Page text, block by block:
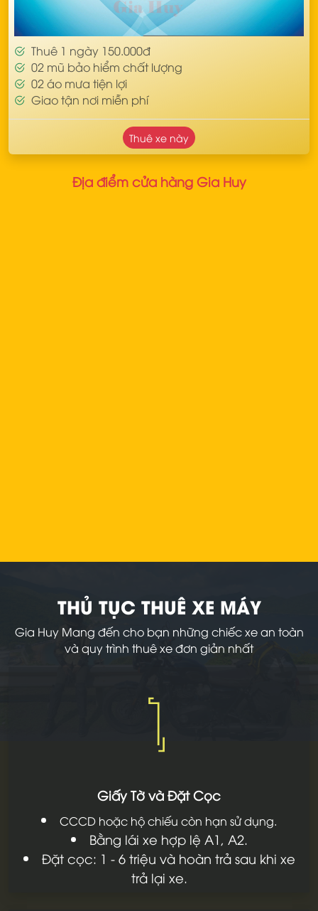
Thuê 1 ngày 150.000đ
02 mũ bảo hiểm chất lượng
02 áo mưa tiện lợi
Giao tận nơi miễn phí
Thuê xe này
Địa điểm cửa hàng Gia Huy
THỦ TỤC THUÊ XE MÁY
Gia Huy Mang đến cho bạn những chiếc xe an toàn
và quy trình thuê xe đơn giản nhất
1
Giấy Tờ và Đặt Cọc
CCCD hoặc hộ chiếu còn hạn sử dụng.
Bằng lái xe hợp lệ A1, A2.
Đặt cọc: 1 - 6 triệu và hoàn trả sau khi xe
trả lại xe.